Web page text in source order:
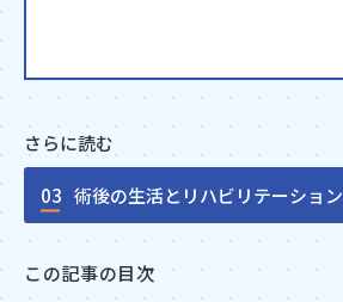
03 術後の生活とリハビリテーション
この記事の目次